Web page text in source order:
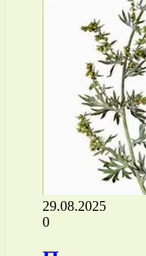
29.08.2025
0